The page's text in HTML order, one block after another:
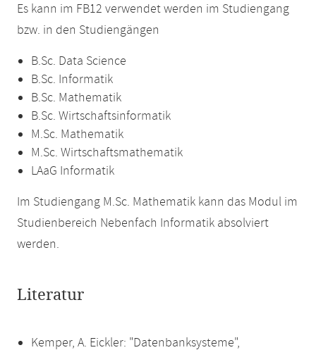
Es kann im FB12 verwendet werden im Studiengang
bzw. in den Studiengängen
B.Sc. Data Science
B.Sc. Informatik
B.Sc. Mathematik
B.Sc. Wirtschaftsinformatik
M.Sc. Mathematik
M.Sc. Wirtschaftsmathematik
LAaG Informatik
Im Studiengang M.Sc. Mathematik kann das Modul im
Studienbereich Nebenfach Informatik absolviert
werden.
Literatur
Kemper, A. Eickler: "Datenbanksysteme",